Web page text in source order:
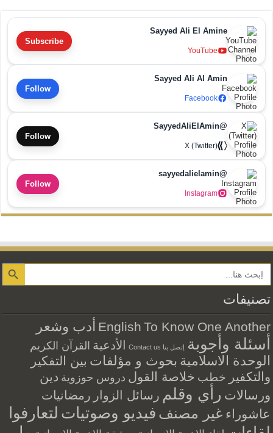
Sayyed Ali El Amine
YouTube
Subscribe
Sayyed Ali Al Amin
Facebook
Follow
@SayyedAliElAmin
X (Twitter)
Follow
@sayyedalielamin
Instagram
Follow
Search Button
تصنيفات
English To Know One Another أدب وشعر
أسئلة وأجوبة إتصل بنا Contact us الأدعية القرآن الكريم
الوحدة الاسلامية بحوث و مؤلفات بين التفكير
والتكفير خطب خلاصة القول دروس حوزوية دين
ورسالات رأي وقلم رسائل الزوار رمضانيات
عاشوراء غير مصنف فيديو وصوتيات لتعارفوا